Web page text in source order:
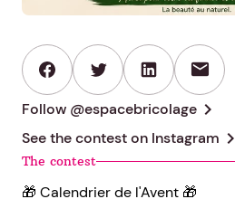
mail
Follow @espacebricolage chevron_right
See the contest on Instagram chevron_right
The contest
🎁 Calendrier de l'Avent 🎁